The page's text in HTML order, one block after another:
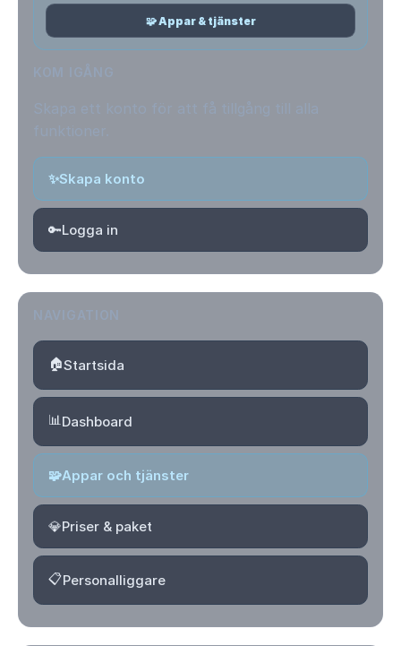
🧩 Appar & tjänster
✨Skapa konto
🔑Logga in
🏠Startsida
📊Dashboard
🧩Appar och tjänster
💎Priser & paket
📋Personalliggare